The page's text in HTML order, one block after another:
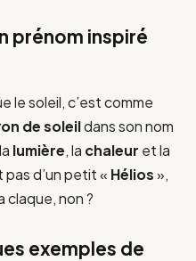
prénom inspiré
le soleil, c’est comme
de soleildans son nom
lumière, la chaleur et la
pas d’un petit « Hélios»,
claque, non ?
exemples de